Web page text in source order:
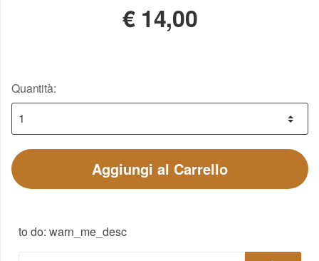
€ 14,00
Quantità:
Aggiungi al Carrello
to do: warn_me_desc